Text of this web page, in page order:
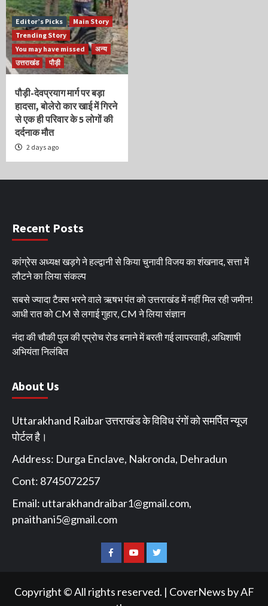
Editor’s Picks
Main Story
Trending Story
You may have missed
अन्य
उत्तराखंड
पौड़ी
पौड़ी-देवप्रयाग मार्ग पर बड़ा
हादसा, बोलेरो कार खाई में गिरने
से एक ही परिवार के 5 लोगों की
दर्दनाक मौत
2 days ago
Recent Posts
कांग्रेस अध्यक्ष खड़गे ने हल्द्वानी से किया चुनावी विजय का शंखनाद, सत्ता में
लौटने का लिया संकल्प
सबसे ज्यादा टैक्स भरने वाले ऋषभ पंत को उत्तराखंड में नहीं मिल रही जमीन!
आधी रात को CM से लगाई गुहार, CM ने लिया संज्ञान
नंदा की चौकी पुल की एप्रोच रोड बनाने में बरती गई लापरवाही, अधिशाषी
अभियंता निलंबित
About Us
Uttarakhand Raibar उत्तराखंड के विविध रंगों को समर्पित न्यूज
पोर्टल है।
Address: Durga Enclave, Nakronda, Dehradun
Cont: 8745072257
Email: uttarakhandraibar1@gmail.com,
pnaithani5@gmail.com
Facebook
You
Twitter
Copyright © All rights reserved. | CoverNews by AF